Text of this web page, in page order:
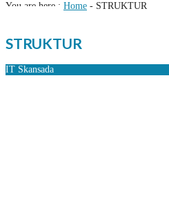
You are here : Home - STRUKTUR
STRUKTUR
IT Skansada